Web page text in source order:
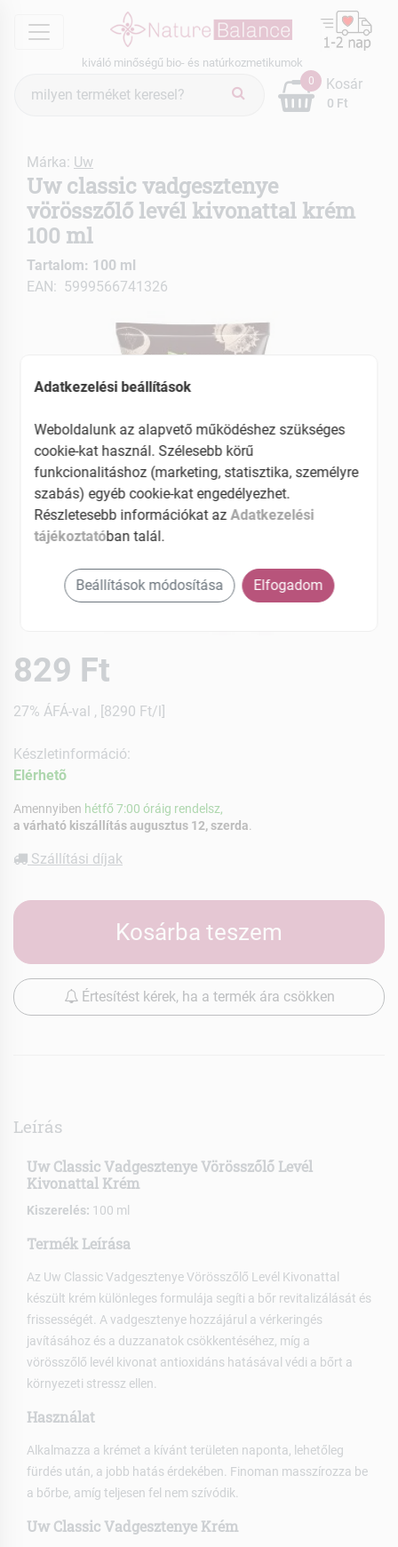
menu
kiváló minőségű bio- és natúrkozmetikumok
keresés
0
0 Ft
Kosár
Márka: Uw
Uw classic vadgesztenye
vörösszőlő levél kivonattal krém
100 ml
Tartalom: 100 ml
EAN: 5999566741326
829 Ft
27% ÁFÁ-val , [8290 Ft/l]
Készletinformáció:
Elérhetõ
Amennyiben hétfő 7:00 óráig rendelsz,
a várható kiszállítás augusztus 12, szerda
Szállítási díjak
Kosárba teszem
Értesítést kérek, ha a termék ára csökken
Leírás
Uw Classic Vadgesztenye Vörösszőlő Levél
Kivonattal Krém
Kiszerelés: 100 ml
Termék Leírása
Az Uw Classic Vadgesztenye Vörösszőlő Levél Kivonattal
készült krém különleges formulája segíti a bőr revitalizálását és
frissességét. A vadgesztenye hozzájárul a vérkeringés
javításához és a duzzanatok csökkentéséhez, míg a
vörösszőlő levél kivonat antioxidáns hatásával védi a bőrt a
környezeti stressz ellen.
Használat
Alkalmazza a krémet a kívánt területen naponta, lehetőleg
fürdés után, a jobb hatás érdekében. Finoman masszírozza be
a bőrbe, amíg teljesen fel nem szívódik.
Uw Classic Vadgesztenye Krém
Adatkezelési beállítások
Weboldalunk az alapvető működéshez szükséges
cookie-kat használ. Szélesebb körű
funkcionalitáshoz (marketing, statisztika, személyre
szabás) egyéb cookie-kat engedélyezhet.
Részletesebb információkat azAdatkezelési
tájékoztatóban talál.
Beállítások módosítása Elfogadom